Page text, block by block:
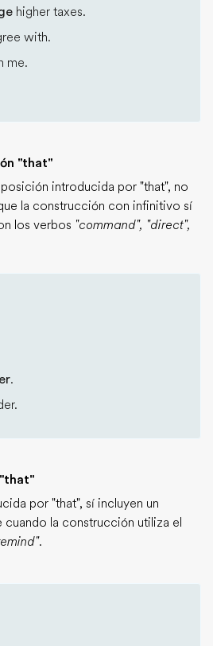
higher taxes.
with.
me.
"that"
introducida por "that", no
la construcción con infinitivo sí
los verbos "command", "direct",
.
por "that", sí incluyen un
la construcción utiliza el
.